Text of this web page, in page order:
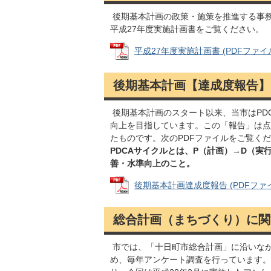
後期基本計画の政策・施策を推進する事
平成27年度実施計画書をご覧ください。
平成27年度実施計画書 (PDFファイ
後期基本計画【達成度報告】
後期基本計画のスタート以来、当市は
向上を目指しています。この「報告」は
たものです。次のPDFファイルをご覧く
PDCAサイクルとは、P（計画）→D（実
善・水準向上のこと。
後期基本計画達成度報告 (PDFファ
総合計画（まちづくり）に
市では、「十日町市総合計画」に沿いな
め、毎年アンケート調査を行っています